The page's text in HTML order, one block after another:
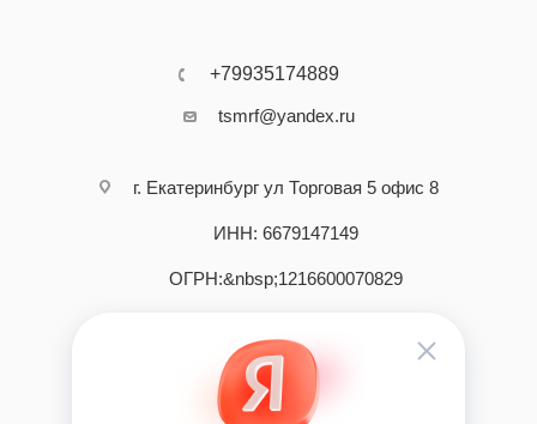
+79935174889
tsmrf@yandex.ru
г. Екатеринбург ул Торговая 5 офис 8
ИНН: 6679147149
ОГРН:&nbsp;1216600070829